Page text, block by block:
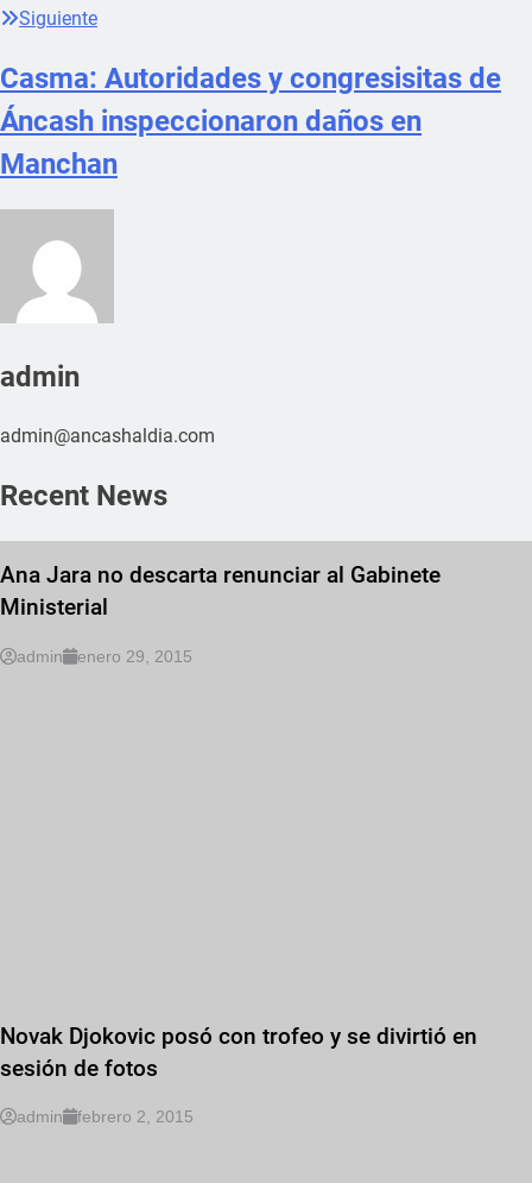
Siguiente
Casma: Autoridades y congresisitas de
Áncash inspeccionaron daños en
Manchan
admin
admin@ancashaldia.com
Recent News
Ana Jara no descarta renunciar al Gabinete
Ministerial
admin enero 29, 2015
Novak Djokovic posó con trofeo y se divirtió en
sesión de fotos
admin febrero 2, 2015